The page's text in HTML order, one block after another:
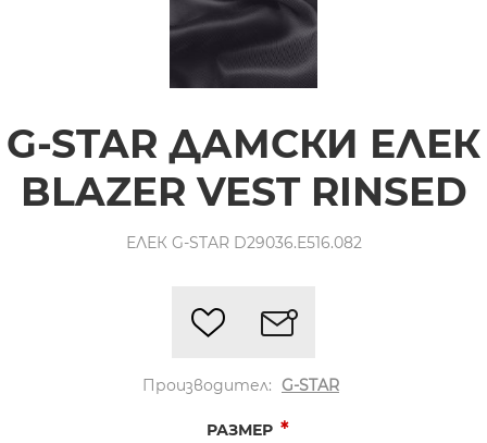
G-STAR ДАМСКИ ЕЛЕК
BLAZER VEST RINSED
ЕЛЕК G-STAR D29036.E516.082
Производител: G-STAR
РАЗМЕР *